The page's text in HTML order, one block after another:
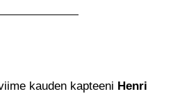
kauden kapteeni Henri